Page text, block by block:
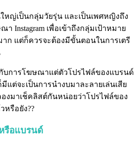
ใหญ่เป็นกลุ่มวัยรุ่น และเป็นเพศหญิงถึง
า Instagram เพื่อเข้าถึงกลุ่มเป้าหมาย
าก แต่ก็ควรจะต้องมีขั้นตอนในการเตรี
กับการโฆษณาแต่ตัวโปรไฟล์ของแบรนด์
แต่จะเป็นการนำงบมาละลายเล่นเสีย
องมาเช็คลิสต์กันหน่อยว่าโปรไฟล์ของ
หรือยัง??
รือแบรนด์